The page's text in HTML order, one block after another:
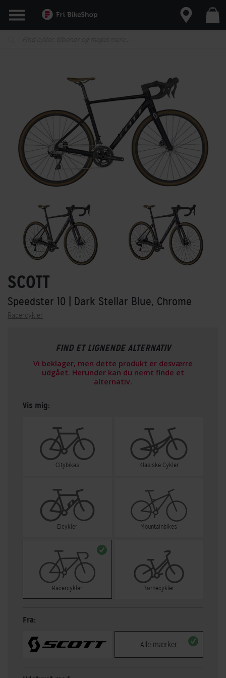
SCOTT
Speedster 10 | Dark Stellar Blue, Chrome
Racercykler
FIND ET LIGNENDE ALTERNATIV
Vi beklager, men dette produkt er desværre
udgået. Herunder kan du nemt finde et
alternativ.
Vis mig:
Citybikes Klasiske Cykler
Elcykler Mountainbikes
Racercykler Børnecykler
Fra:
Alle mærker